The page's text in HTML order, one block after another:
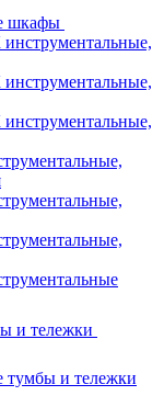
шкафы
и тележки
тумбы и тележки